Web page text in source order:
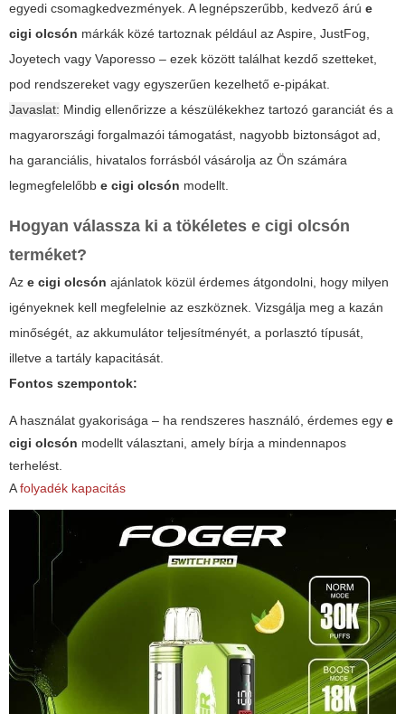
egyedi csomagkedvezmények. A legnépszerűbb, kedvező árú e
cigi olcsón márkák közé tartoznak például az Aspire, JustFog,
Joyetech vagy Vaporesso – ezek között találhat kezdő szetteket,
pod rendszereket vagy egyszerűen kezelhető e-pipákat.
Javaslat: Mindig ellenőrizze a készülékekhez tartozó garanciát és a
magyarországi forgalmazói támogatást, nagyobb biztonságot ad,
ha garanciális, hivatalos forrásból vásárolja az Ön számára
legmegfelelőbb e cigi olcsón modellt.
Hogyan válassza ki a tökéletes e cigi olcsón
terméket?
Az e cigi olcsón ajánlatok közül érdemes átgondolni, hogy milyen
igényeknek kell megfelelnie az eszköznek. Vizsgálja meg a kazán
minőségét, az akkumulátor teljesítményét, a porlasztó típusát,
illetve a tartály kapacitását.
Fontos szempontok:
Ahasználat gyakorisága – ha rendszeres használó, érdemes egy e
cigi olcsón modellt választani, amely bírja a mindennapos
terhelést.
Afolyadék kapacitás